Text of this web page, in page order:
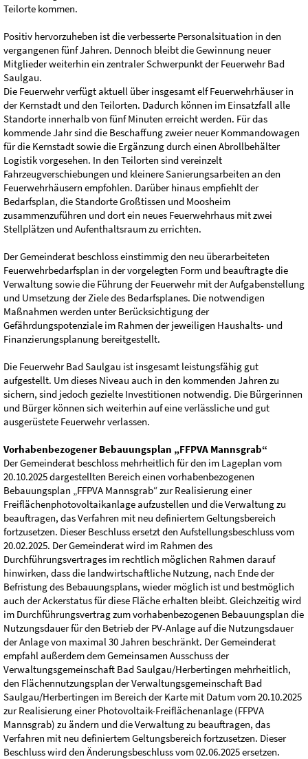
Teilorte kommen.
Positiv hervorzuheben ist die verbesserte Personalsituation in den
vergangenen fünf Jahren. Dennoch bleibt die Gewinnung neuer
Mitglieder weiterhin ein zentraler Schwerpunkt der Feuerwehr Bad
Saulgau.
Die Feuerwehr verfügt aktuell über insgesamt elf Feuerwehrhäuser in
der Kernstadt und den Teilorten. Dadurch können im Einsatzfall alle
Standorte innerhalb von fünf Minuten erreicht werden. Für das
kommende Jahr sind die Beschaffung zweier neuer Kommandowagen
für die Kernstadt sowie die Ergänzung durch einen Abrollbehälter
Logistik vorgesehen. In den Teilorten sind vereinzelt
Fahrzeugverschiebungen und kleinere Sanierungsarbeiten an den
Feuerwehrhäusern empfohlen. Darüber hinaus empfiehlt der
Bedarfsplan, die Standorte Großtissen und Moosheim
zusammenzuführen und dort ein neues Feuerwehrhaus mit zwei
Stellplätzen und Aufenthaltsraum zu errichten.
Der Gemeinderat beschloss einstimmig den neu überarbeiteten
Feuerwehrbedarfsplan in der vorgelegten Form und beauftragte die
Verwaltung sowie die Führung der Feuerwehr mit der Aufgabenstellung
und Umsetzung der Ziele des Bedarfsplanes. Die notwendigen
Maßnahmen werden unter Berücksichtigung der
Gefährdungspotenziale im Rahmen der jeweiligen Haushalts- und
Finanzierungsplanung bereitgestellt.
Die Feuerwehr Bad Saulgau ist insgesamt leistungsfähig gut
aufgestellt. Um dieses Niveau auch in den kommenden Jahren zu
sichern, sind jedoch gezielte Investitionen notwendig. Die Bürgerinnen
und Bürger können sich weiterhin auf eine verlässliche und gut
ausgerüstete Feuerwehr verlassen.
Vorhabenbezogener Bebauungsplan „FFPVA Mannsgrab“
Der Gemeinderat beschloss mehrheitlich für den im Lageplan vom
20.10.2025 dargestellten Bereich einen vorhabenbezogenen
Bebauungsplan „FFPVA Mannsgrab“ zur Realisierung einer
Freiflächenphotovoltaikanlage aufzustellen und die Verwaltung zu
beauftragen, das Verfahren mit neu definiertem Geltungsbereich
fortzusetzen. Dieser Beschluss ersetzt den Aufstellungsbeschluss vom
20.02.2025. Der Gemeinderat wird im Rahmen des
Durchführungsvertrages im rechtlich möglichen Rahmen darauf
hinwirken, dass die landwirtschaftliche Nutzung, nach Ende der
Befristung des Bebauungsplans, wieder möglich ist und bestmöglich
auch der Ackerstatus für diese Fläche erhalten bleibt. Gleichzeitig wird
im Durchführungsvertrag zum vorhabenbezogenen Bebauungsplan die
Nutzungsdauer für den Betrieb der PV-Anlage auf die Nutzungsdauer
der Anlage von maximal 30 Jahren beschränkt. Der Gemeinderat
empfahl außerdem dem Gemeinsamen Ausschuss der
Verwaltungsgemeinschaft Bad Saulgau/Herbertingen mehrheitlich,
den Flächennutzungsplan der Verwaltungsgemeinschaft Bad
Saulgau/Herbertingen im Bereich der Karte mit Datum vom 20.10.2025
zur Realisierung einer Photovoltaik-Freiflächenanlage (FFPVA
Mannsgrab) zu ändern und die Verwaltung zu beauftragen, das
Verfahren mit neu definiertem Geltungsbereich fortzusetzen. Dieser
Beschluss wird den Änderungsbeschluss vom 02.06.2025 ersetzen.